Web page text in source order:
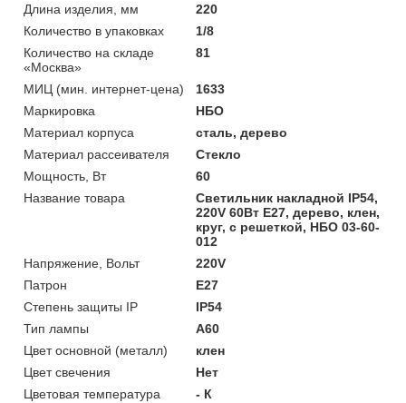
Длина изделия, мм
220
Количество в упаковках
1/8
Количество на складе
«Москва»
81
МИЦ (мин. интернет-цена)
1633
Маркировка
НБО
Материал корпуса
сталь, дерево
Материал рассеивателя
Стекло
Мощность, Вт
60
Название товара
Светильник накладной IP54,
220V 60Вт Е27, дерево, клен,
круг, с решеткой, НБО 03-60-
012
Напряжение, Вольт
220V
Патрон
E27
Степень защиты IP
IP54
Тип лампы
A60
Цвет основной (металл)
клен
Цвет свечения
Нет
Цветовая температура
- К